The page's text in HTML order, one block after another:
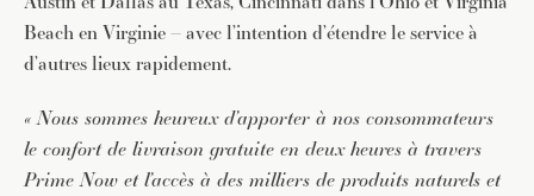
Beach en Virginie – avec l’intention d’étendre le service à
d’autres lieux rapidement.
« Nous sommes heureux d’apporter à nos consommateurs
le confort de livraison gratuite en deux heures à travers
Prime Now et l’accès à des milliers de produits naturels et